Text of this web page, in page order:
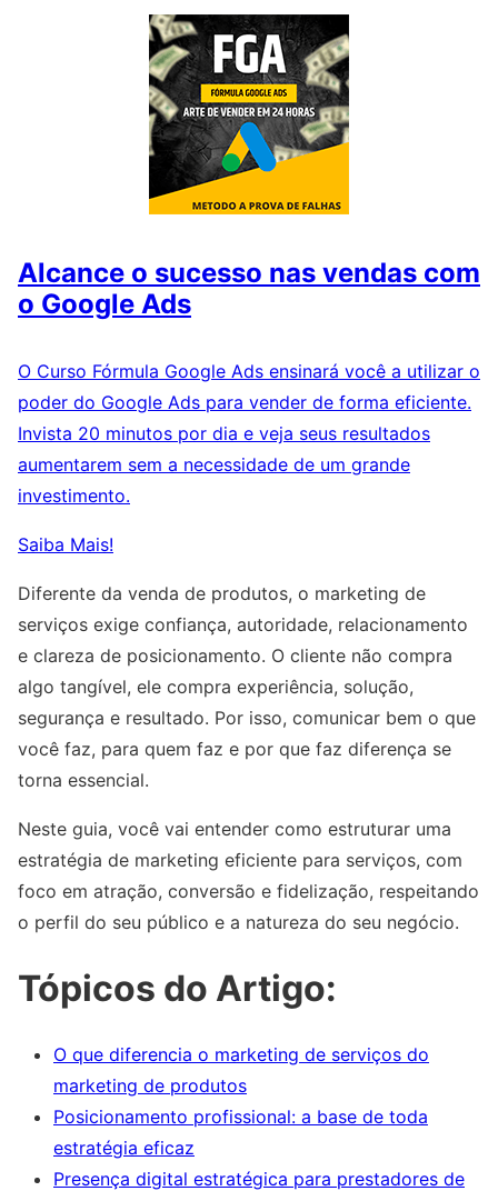
Alcance o sucesso nas vendas com
o Google Ads
O Curso Fórmula Google Ads ensinará você a utilizar o
poder do Google Ads para vender de forma eficiente.
Invista 20 minutos por dia e veja seus resultados
aumentarem sem a necessidade de um grande
investimento.
Saiba Mais!
Diferente da venda de produtos, o marketing de
serviços exige confiança, autoridade, relacionamento
e clareza de posicionamento. O cliente não compra
algo tangível, ele compra experiência, solução,
segurança e resultado. Por isso, comunicar bem o que
você faz, para quem faz e por que faz diferença se
torna essencial.
Neste guia, você vai entender como estruturar uma
estratégia de marketing eficiente para serviços, com
foco em atração, conversão e fidelização, respeitando
o perfil do seu público e a natureza do seu negócio.
Tópicos do Artigo:
O que diferencia o marketing de serviços do
marketing de produtos
Posicionamento profissional: a base de toda
estratégia eficaz
Presença digital estratégica para prestadores de